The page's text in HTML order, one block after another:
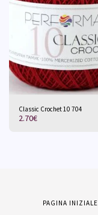
Classic Crochet 10 704
2.70€
PAGINA INIZIALE